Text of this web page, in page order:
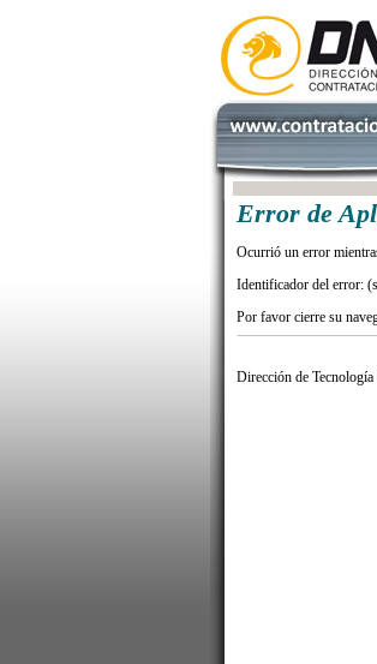
Error de
Ocurrió un error
Identificador del error:
Por favor cierre su
Dirección de